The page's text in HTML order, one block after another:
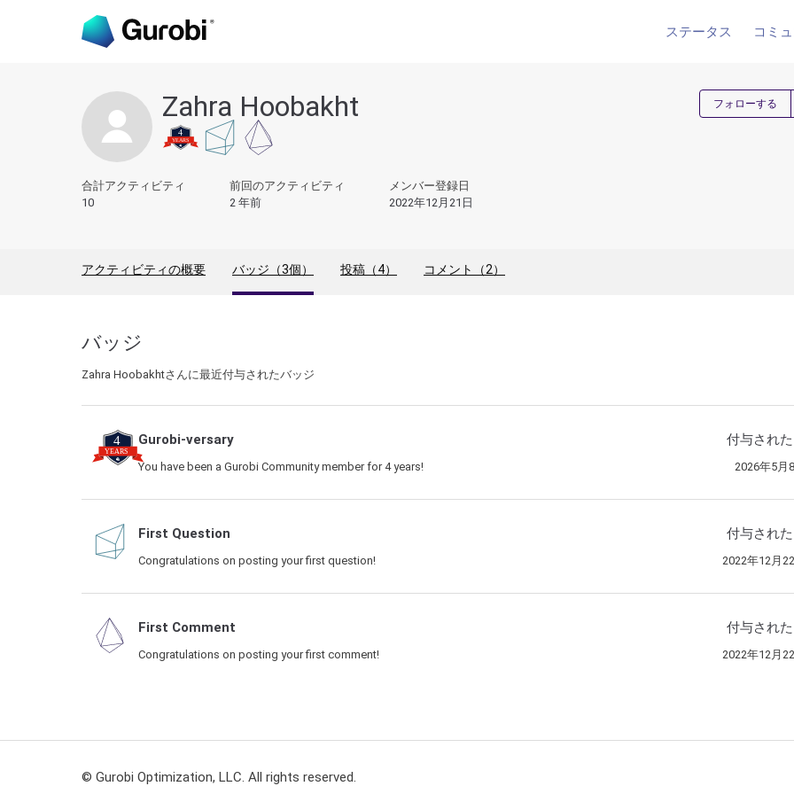
ステータス コミ
Zahra Hoobakht フォローする
合計アクティビティ
10
前回のアクティビティ
2 年前
メンバー登録日
2022年12月21日
アクティビティの概要 バッジ（3個） 投稿（4） コメント（2）
バッジ
Zahra Hoobakhtさんに最近付与されたバッジ
Gurobi-versary
You have been a Gurobi Community member for 4 years!
付与され
2026年5月
First Question
Congratulations on posting your first question!
付与され
2022年12月
First Comment
Congratulations on posting your first comment!
付与され
2022年12月
© Gurobi Optimization, LLC. All rights reserved.